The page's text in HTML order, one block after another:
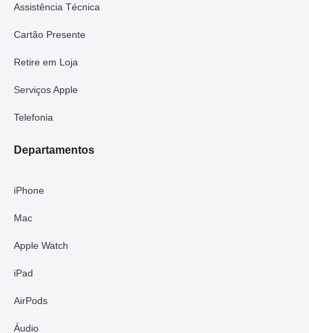
Assistência Técnica
Cartão Presente
Retire em Loja
Serviços Apple
Telefonia
Departamentos
iPhone
Mac
Apple Watch
iPad
AirPods
Áudio